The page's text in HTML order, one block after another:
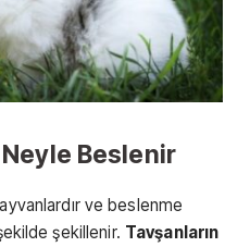
Beslenir
ve beslenme
şekillenir. Tavşanların